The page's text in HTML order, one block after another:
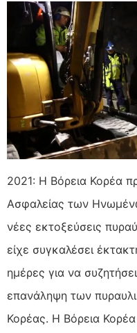
2021: Η Βόρεια Κορέα
Ασφαλείας των
νέες εκτοξεύσεις
είχε συγκαλέσει
ημέρες για να
επανάληψη των
Κορέας. Η Βόρεια Κορέα